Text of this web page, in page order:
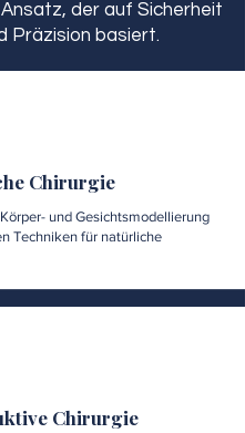
der auf Sicherheit
Präzision basiert.
Chirurgie
und Gesichtsmodellierung
Techniken für natürliche
Chirurgie